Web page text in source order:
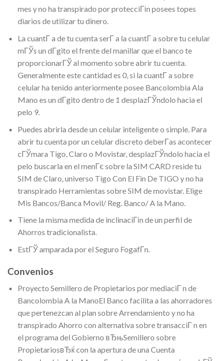
mes y no ha transpirado por protecciГіn posees topes
diarios de utilizar tu dinero.
La cuantГ­ a de tu cuenta serГ­ a la cuantГ­ a sobre tu celular
mГЎs un dГ­gito el frente del manillar que el banco te
proporcionarГЎ al momento sobre abrir tu cuenta.
Generalmente este cantidad es 0, si la cuantГ­ a sobre
celular ha tenido anteriormente posee Bancolombia Ala
Mano es un dГ­gito dentro de 1 desplazГЎndolo hacia el
pelo 9.
Puedes abrirla desde un celular inteligente o simple. Para
abrir tu cuenta por un celular discreto deberГ­as acontecer
cГЎmara Tigo, Claro o Movistar, desplazГЎndolo hacia el
pelo buscarla en el menГє sobre la SIM CARD reside tu
SIM de Claro, universo Tigo Con El Fin De TIGO y no ha
transpirado Herramientas sobre SIM de movistar. Elige
Mis Bancos/Banca Movil/ Reg. Banco/ A la Mano.
Tiene la misma medida de inclinaciГіn de un perfil de
Ahorros tradicionalista.
EstГЎ amparada por el Seguro FogafГ­n.
Convenios
Proyecto Semillero de Propietarios por mediaciГ­ n de
Bancolombia A la ManoEl Banco facilita a las ahorradores
que pertenezcan al plan sobre Arrendamiento y no ha
transpirado Ahorro con alternativa sobre transacciГ­ n en
el programa del Gobierno вЂњSemillero sobre
PropietariosвЂќ con la apertura de una Cuenta